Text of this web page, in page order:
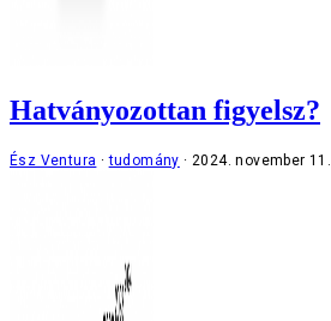
Hatványozottan figyelsz?
Ész Ventura tudomány 2024. november 11.